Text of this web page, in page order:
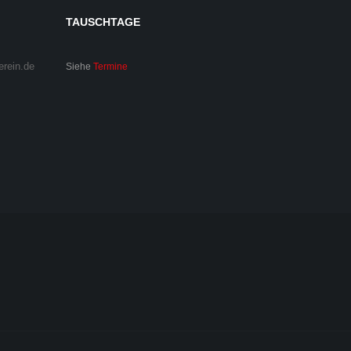
TAUSCHTAGE
Siehe Termine